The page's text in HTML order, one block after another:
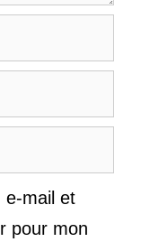
e-mail et
pour mon